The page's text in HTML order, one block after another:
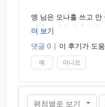
패키지 크기：
위에 설명대로 홀 내부
분합니다.
몇 방울만 쓰게되면
청결을 신경 쓰시는 분
엥 님은 오나홀 쓰고 안
이게 아니라 진짜 굳이
안과 밖을 뒤집을 수 있
굳이 이 제품을 살 필
서 깨끗하게 세척하는
까지 손으로 세척하기
척제가 굳이! 필요할지
더 보기
댓글 0 | 이 후기가 도
예 아니오
평점별로 보기